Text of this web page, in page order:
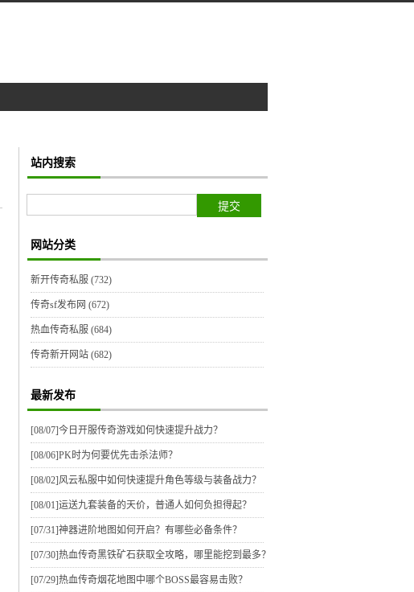
站内搜索
网站分类
新开传奇私服 (732)
传奇sf发布网 (672)
热血传奇私服 (684)
传奇新开网站 (682)
最新发布
[08/07]今日开服传奇游戏如何快速提升战力？
[08/06]PK时为何要优先击杀法师？
[08/02] 风云私服中如何快速提升角色等级与装备战力？
[08/01]运送九套装备的天价，普通人如何负担得起？
[07/31]神器进阶地图如何开启？有哪些必备条件？
[07/30]热血传奇黑铁矿石获取全攻略，哪里能挖到最多？
[07/29]热血传奇烟花地图中哪个BOSS最容易击败？